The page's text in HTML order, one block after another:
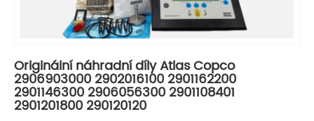
Originální náhradní díly Atlas Copco
2906903000 2902016100 2901162200
2901146300 2906056300 2901108401
2901201800 290120120